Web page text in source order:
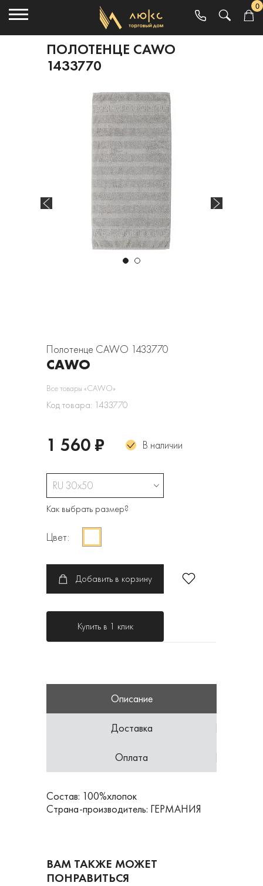
0
ПОЛОТЕНЦЕ CAWO
1433770
Полотенце CAWO 1433770
CAWO
Все товары «CAWO»
Код товара: 1433770
1 560 ₽ В наличии
RU 30х50
Как выбрать размер?
Цвет:
Добавить в корзину
Купить в 1 клик
Описание
Доставка
Оплата
Состав: 100%хлопок
Страна-производитель: ГЕРМАНИЯ
ВАМ ТАКЖЕ МОЖЕТ
ПОНРАВИТЬСЯ